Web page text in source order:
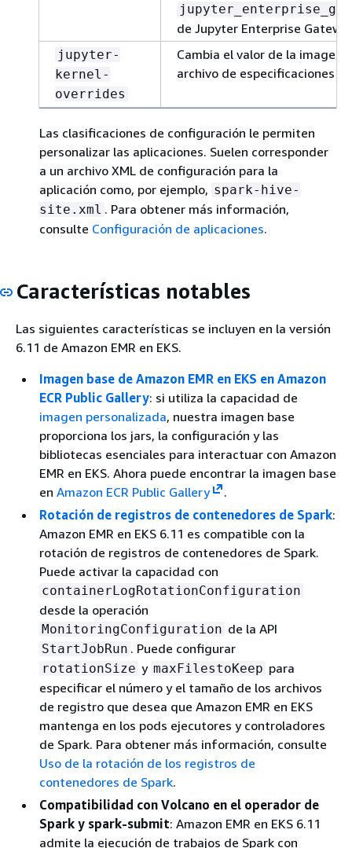
de Jupyter Enterprise
jupyter-
kernel-
overrides
Cambia el valor de la imagen
archivo de especificaciones
Las clasificaciones de configuración le permiten
personalizar las aplicaciones. Suelen corresponder
a un archivo XML de configuración para la
aplicación como, por ejemplo, spark-hive-
site.xml . Para obtener más información,
consulte Configuración de aplicaciones.
Características notables
Las siguientes características se incluyen en la versión
6.11 de Amazon EMR en EKS.
Imagen base de Amazon EMR en EKS en Amazon
ECR Public Gallery: si utiliza la capacidad de
imagen personalizada, nuestra imagen base
proporciona los jars, la configuración y las
bibliotecas esenciales para interactuar con Amazon
EMR en EKS. Ahora puede encontrar la imagen base
en Amazon ECR Public Gallery
.
Rotación de registros de contenedores de Spark:
Amazon EMR en EKS 6.11 es compatible con la
rotación de registros de contenedores de Spark.
Puede activar la capacidad con
containerLogRotationConfiguration
desde la operación
MonitoringConfiguration de la API
StartJobRun . Puede configurar
rotationSize y maxFilestoKeep para
especificar el número y el tamaño de los archivos
de registro que desea que Amazon EMR en EKS
mantenga en los pods ejecutores y controladores
de Spark. Para obtener más información, consulte
Uso de la rotación de los registros de
contenedores de Spark.
Compatibilidad con Volcano en el operador de
Spark y spark-submit: Amazon EMR en EKS 6.11
admite la ejecución de trabajos de Spark con